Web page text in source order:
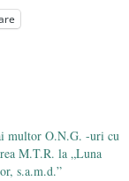
Octavian Goga,
multor O.N.G. -uri cu
M.T.R. la „Luna
s.a.m.d.”